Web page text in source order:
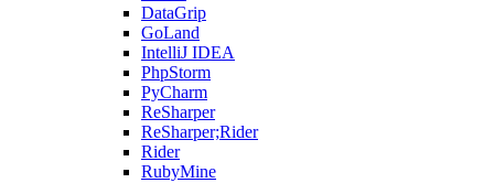
DataGrip
GoLand
IntelliJ IDEA
PhpStorm
PyCharm
ReSharper
ReSharper;Rider
Rider
RubyMine